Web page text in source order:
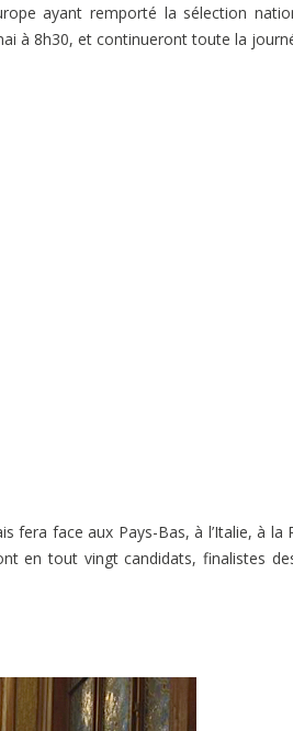
ayant remporté la sélection
à 8h30, et continueront toute la
fera face aux Pays-Bas, à l’Italie, à la
en tout vingt candidats, finalistes